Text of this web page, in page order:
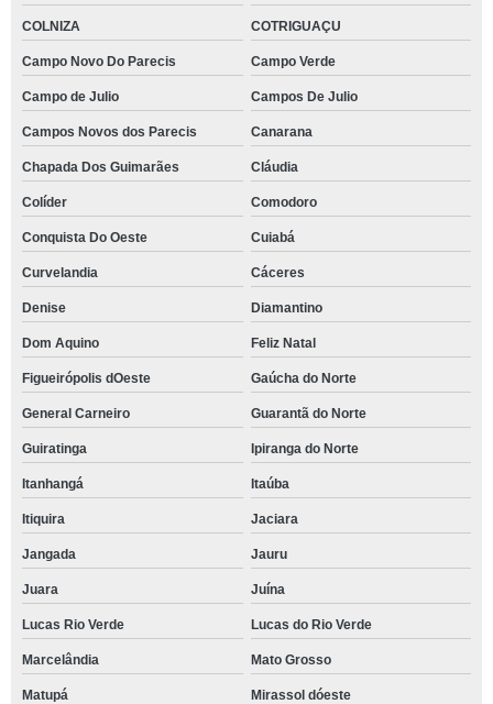
COLNIZA COTRIGUAÇU
Campo Novo Do Parecis Campo Verde
Campo de Julio Campos De Julio
Campos Novos dos Parecis Canarana
Chapada Dos Guimarães Cláudia
Colíder Comodoro
Conquista Do Oeste Cuiabá
Curvelandia Cáceres
Denise Diamantino
Dom Aquino Feliz Natal
Figueirópolis dOeste Gaúcha do Norte
General Carneiro Guarantã do Norte
Guiratinga Ipiranga do Norte
Itanhangá Itaúba
Itiquira Jaciara
Jangada Jauru
Juara Juína
Lucas Rio Verde Lucas do Rio Verde
Marcelândia Mato Grosso
Matupá Mirassol dóeste